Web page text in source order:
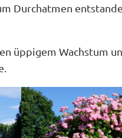
Durchatmen
üppigem Wachstum